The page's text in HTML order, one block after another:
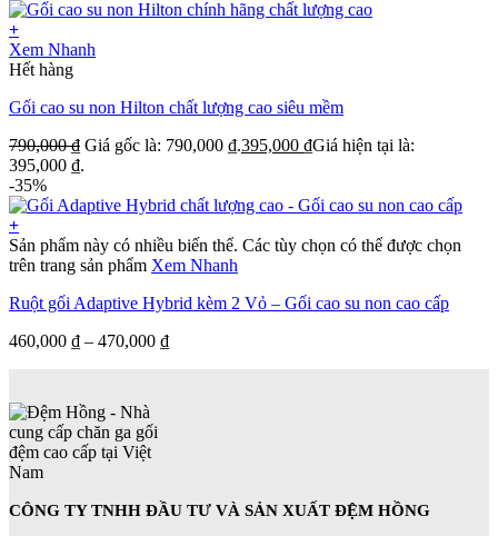
+
Xem Nhanh
Hết hàng
Gối cao su non Hilton chất lượng cao siêu mềm
790,000₫ Giá gốc là: 790,000 ₫.395,000 ₫Giá hiện tại là:
395,000 ₫.
-35%
+
Sản phẩm này có nhiều biến thể. Các tùy chọn có thể được chọn
trên trang sản phẩm Xem Nhanh
Ruột gối Adaptive Hybrid kèm 2 Vỏ – Gối cao su non cao cấp
460,000 ₫ – 470,000 ₫
CÔNG TY TNHH ĐẦU TƯ VÀ SẢN XUẤT ĐỆM HỒNG